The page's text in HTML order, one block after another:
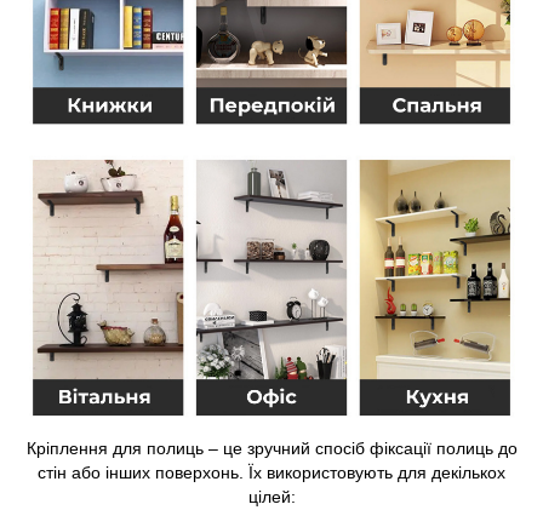
Кріплення для полиць – це зручний спосіб фіксації полиць до
стін або інших поверхонь. Їх використовують для декількох
цілей: